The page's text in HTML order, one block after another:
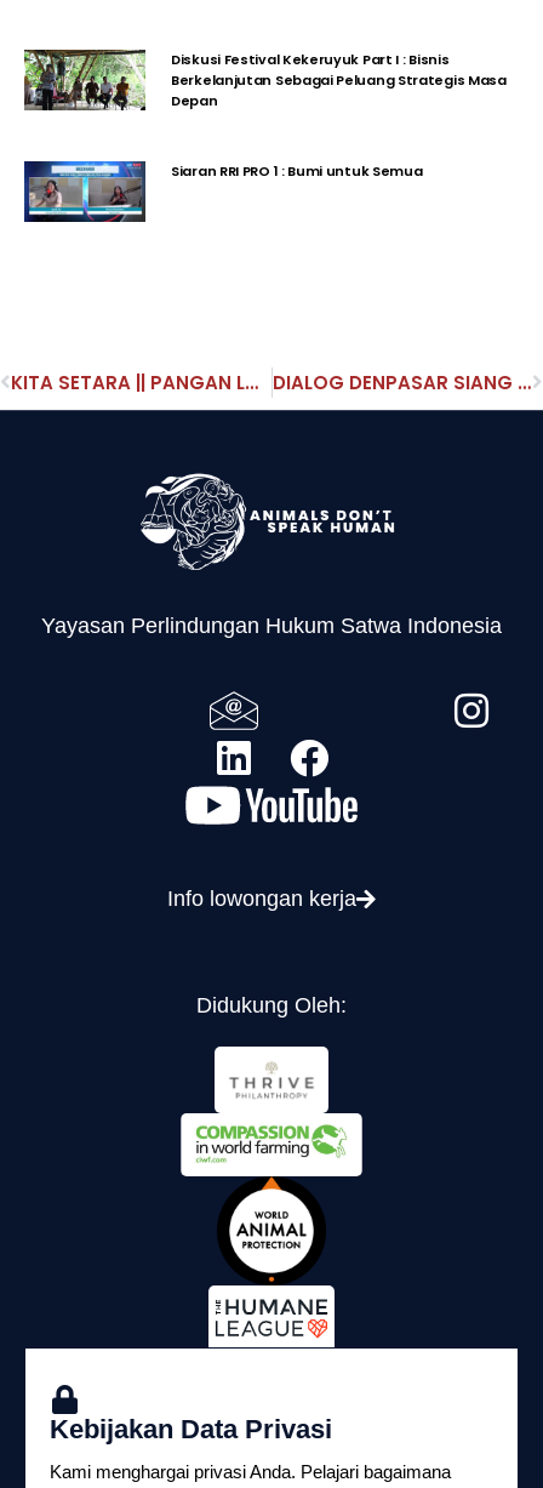
Diskusi Festival Kekeruyuk Part I : Bisnis
Berkelanjutan Sebagai Peluang Strategis Masa
Depan
Siaran RRI PRO 1 : Bumi untuk Semua
KITA SETARA || PANGAN LOKAL MASA DEPAN GLOBAL DIALOG DENPASAR SIANG INI JEJAK RASA PILIHAN KONSUMSI KITA BERDAMPAK TERHADAP KESEHATAN
Yayasan Perlindungan Hukum Satwa Indonesia
Info lowongan kerja
Didukung Oleh:
Kebijakan Data Privasi
Kami menghargai privasi Anda. Pelajari bagaimana